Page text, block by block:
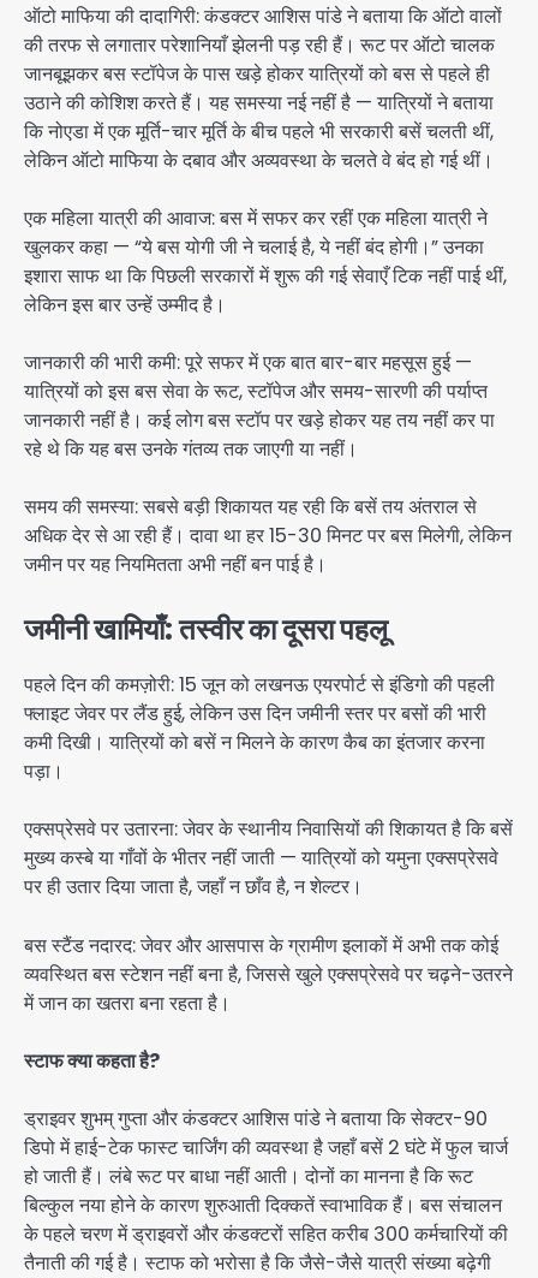
ऑटो माफिया की दादागिरी: कंडक्टर आशिस पांडे ने बताया कि ऑटो वालों
की तरफ से लगातार परेशानियाँ झेलनी पड़ रही हैं। रूट पर ऑटो चालक
जानबूझकर बस स्टॉपेज के पास खड़े होकर यात्रियों को बस से पहले ही
उठाने की कोशिश करते हैं। यह समस्या नई नहीं है — यात्रियों ने बताया
कि नोएडा में एक मूर्ति-चार मूर्ति के बीच पहले भी सरकारी बसें चलती थीं,
लेकिन ऑटो माफिया के दबाव और अव्यवस्था के चलते वे बंद हो गई थीं।
एक महिला यात्री की आवाज: बस में सफर कर रहीं एक महिला यात्री ने
खुलकर कहा — “ये बस योगी जी ने चलाई है, ये नहीं बंद होगी।” उनका
इशारा साफ था कि पिछली सरकारों में शुरू की गई सेवाएँ टिक नहीं पाई थीं,
लेकिन इस बार उन्हें उम्मीद है।
जानकारी की भारी कमी: पूरे सफर में एक बात बार-बार महसूस हुई —
यात्रियों को इस बस सेवा के रूट, स्टॉपेज और समय-सारणी की पर्याप्त
जानकारी नहीं है। कई लोग बस स्टॉप पर खड़े होकर यह तय नहीं कर पा
रहे थे कि यह बस उनके गंतव्य तक जाएगी या नहीं।
समय की समस्या: सबसे बड़ी शिकायत यह रही कि बसें तय अंतराल से
अधिक देर से आ रही हैं। दावा था हर 15-30 मिनट पर बस मिलेगी, लेकिन
जमीन पर यह नियमितता अभी नहीं बन पाई है।
जमीनी खामियाँ: तस्वीर का दूसरा पहलू
पहले दिन की कमज़ोरी: 15 जून को लखनऊ एयरपोर्ट से इंडिगो की पहली
फ्लाइट जेवर पर लैंड हुई, लेकिन उस दिन जमीनी स्तर पर बसों की भारी
कमी दिखी। यात्रियों को बसें न मिलने के कारण कैब का इंतजार करना
पड़ा।
एक्सप्रेसवे पर उतारना: जेवर के स्थानीय निवासियों की शिकायत है कि बसें
मुख्य कस्बे या गाँवों के भीतर नहीं जाती — यात्रियों को यमुना एक्सप्रेसवे
पर ही उतार दिया जाता है, जहाँ न छाँव है, न शेल्टर।
बस स्टैंड नदारद: जेवर और आसपास के ग्रामीण इलाकों में अभी तक कोई
व्यवस्थित बस स्टेशन नहीं बना है, जिससे खुले एक्सप्रेसवे पर चढ़ने-उतरने
में जान का खतरा बना रहता है।
स्टाफ क्या कहता है?
ड्राइवर शुभम् गुप्ता और कंडक्टर आशिस पांडे ने बताया कि सेक्टर-90
डिपो में हाई-टेक फास्ट चार्जिंग की व्यवस्था है जहाँ बसें 2 घंटे में फुल चार्ज
हो जाती हैं। लंबे रूट पर बाधा नहीं आती। दोनों का मानना है कि रूट
बिल्कुल नया होने के कारण शुरुआती दिक्कतें स्वाभाविक हैं। बस संचालन
के पहले चरण में ड्राइवरों और कंडक्टरों सहित करीब 300 कर्मचारियों की
तैनाती की गई है। स्टाफ को भरोसा है कि जैसे-जैसे यात्री संख्या बढ़ेगी